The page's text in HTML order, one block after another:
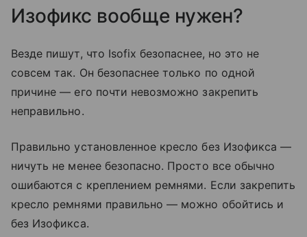
Изофикс вообще нужен?
Везде пишут, что Isofix безопаснее, но это не
совсем так. Он безопаснее только по одной
причине — его почти невозможно закрепить
неправильно.
Правильно установленное кресло без Изофикса —
ничуть не менее безопасно. Просто все обычно
ошибаются с креплением ремнями. Если закрепить
кресло ремнями правильно — можно обойтись и
без Изофикса.